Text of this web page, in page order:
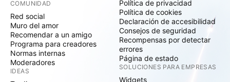
COMUNIDAD
Red social
Muro del amor
Recomendar a un amigo
Programa para creadores
Normas internas
Moderadores
IDEAS
Política de privacidad
Política de cookies
Declaración de accesibilidad
Consejos de seguridad
Recompensas por detectar
errores
Página de estado
SOLUCIONES PARA EMPRESAS
Widgets